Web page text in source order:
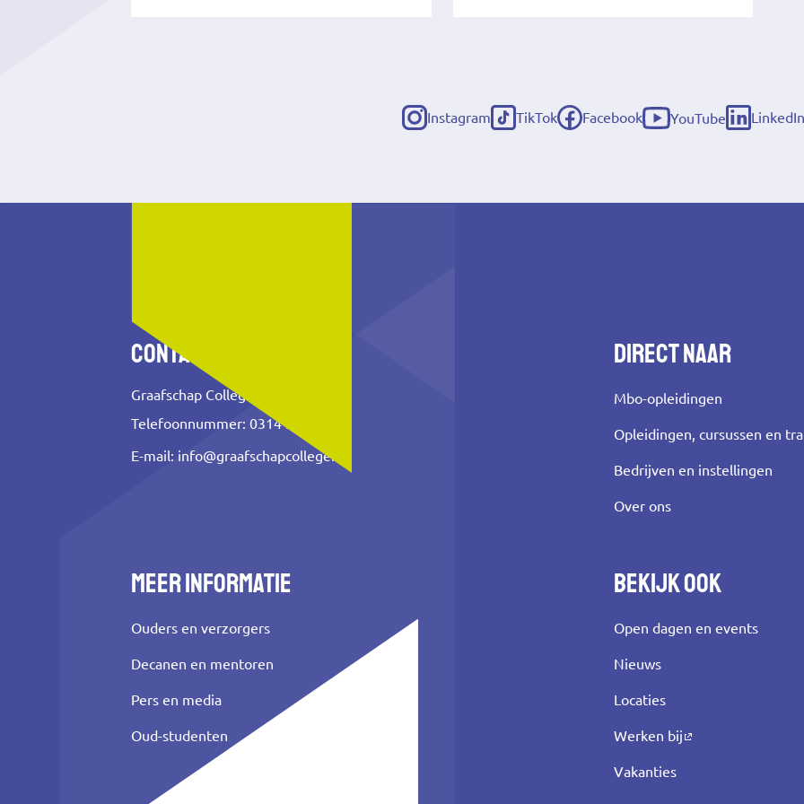
Instagram
(externe
TikTok
(externe
Facebook
(externe
YouTube
(externe
LinkedIn
(externe
Contact
Graafschap College
Telefoonnummer: 0314 353 500
E-mail: info@graafschapcollege.nl
Direct naar
Mbo-opleidingen
Opleidingen, cursussen en
Bedrijven en instellingen
Over ons
Meer informatie
Ouders en verzorgers
Decanen en mentoren
Pers en media
Oud-studenten
Bekijk ook
Open dagen en events
Nieuws
Locaties
Werken bij
Vakanties